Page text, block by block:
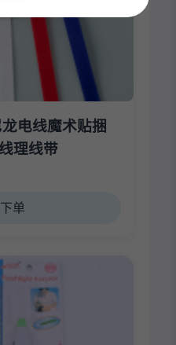
电线魔术贴捆
理线带
单